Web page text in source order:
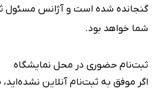
گنجانده شده است و آژانس مسئول
شما خواهد بود.
ثبت‌نام حضوری در محل نمایشگاه
اگر موفق به ثبت‌نام آنلاین نشده‌اید،